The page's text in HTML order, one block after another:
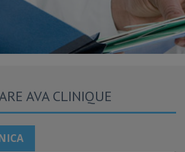
AVA CLINIQUE